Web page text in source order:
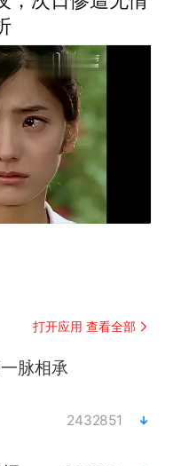
打开应用 查看全部
脉相承
2432851